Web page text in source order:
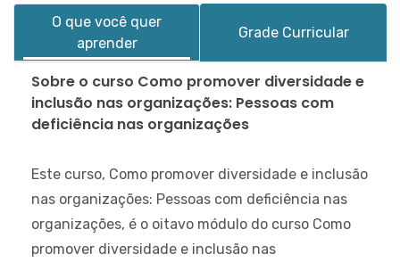
O que você quer
aprender
Grade Curricular
Sobre o curso Como promover diversidade e
inclusão nas organizações: Pessoas com
deficiência nas organizações
Este curso, Como promover diversidade e inclusão
nas organizações: Pessoas com deficiência nas
organizações, é o oitavo módulo do curso Como
promover diversidade e inclusão nas